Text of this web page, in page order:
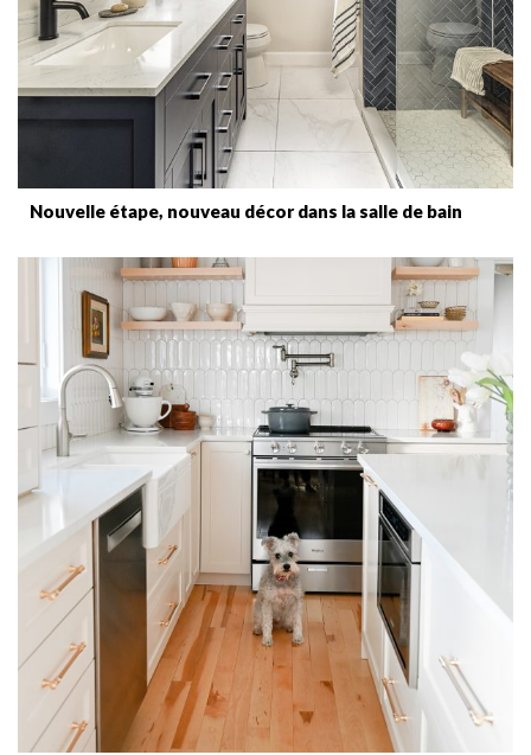
Nouvelle étape, nouveau décor dans la salle de bain